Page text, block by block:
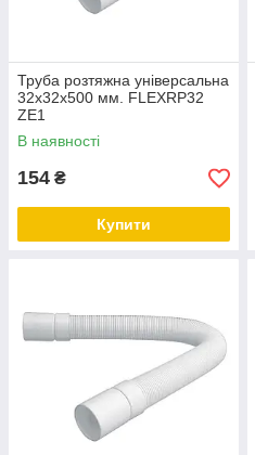
Труба розтяжна універсальна
32х32х500 мм. FLEXRP32
ZE1
В наявності
154 ₴
Купити